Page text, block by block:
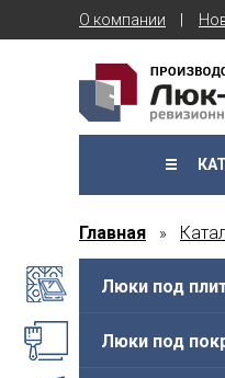
О компании
Главная »
Люки под
Люки под